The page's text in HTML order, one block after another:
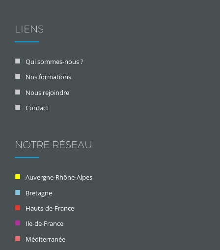
LIENS
Qui sommes-nous ?
Nos formations
Nous rejoindre
Contact
NOTRE RÉSEAU
Auvergne-Rhône-Alpes
Bretagne
Hauts-de-France
Ile-de-France
Méditerranée